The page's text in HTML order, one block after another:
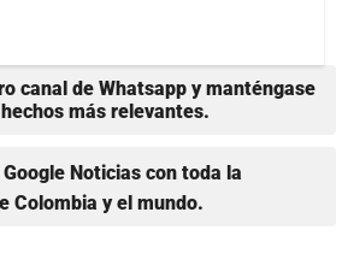
canal de Whatsapp y manténgase
más relevantes.
Noticias con toda la
Colombia y el mundo.